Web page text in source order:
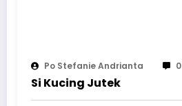
Po Stefanie Andrianta 0
Si Kucing Jutek